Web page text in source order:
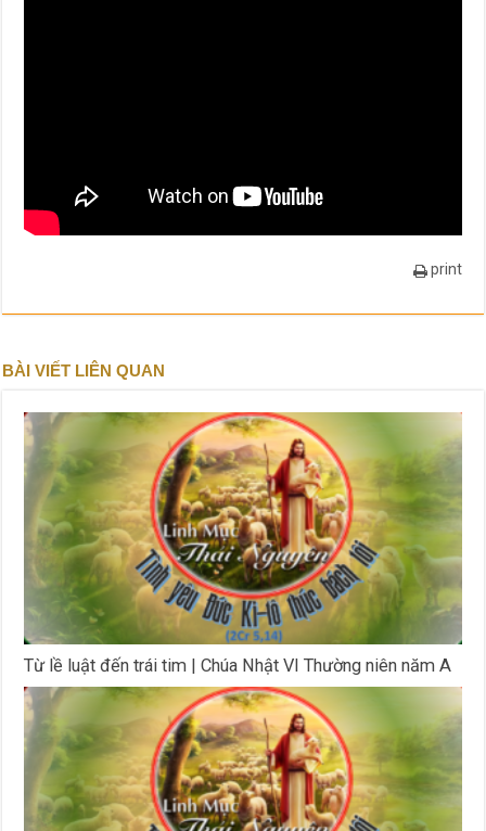
print
BÀI VIẾT LIÊN QUAN
Từ lề luật đến trái tim | Chúa Nhật VI Thường niên năm A